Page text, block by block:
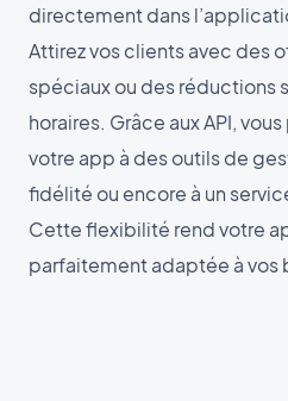
directement dans
Attirez vos clients avec des
spéciaux ou des réductions
horaires. Grâce aux API,
votre app à des outils de
fidélité ou encore à un
Cette flexibilité rend votre
parfaitement adaptée à vos